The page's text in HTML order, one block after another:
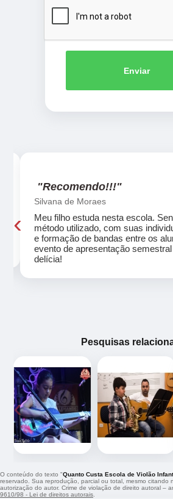
Enviar
"Recomendo!!!"
Silvana de Moraes
Meu filho estuda nesta escola.
método utilizado, com suas
e formação de bandas entre os
evento de apresentação
delícia!
‹
Pesquisas
‹
O conteúdo do texto "Quanto Custa Escola de Violão
reservado. Sua reprodução, parcial ou total, mesmo citando
autorização do autor. Crime de violação de direito autoral –
9610/98 - Lei de direitos autorais